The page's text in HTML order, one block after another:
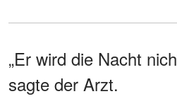
„Er wird die Nacht
sagte der Arzt.